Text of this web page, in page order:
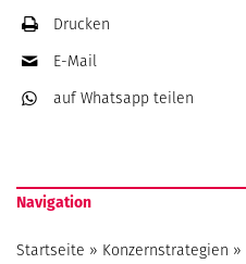
Drucken
E-Mail
auf Whatsapp teilen
Navigation
Startseite » Konzernstrategien »